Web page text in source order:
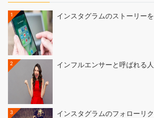
1 インスタグラムのストーリー
2 インフルエンサーと呼ばれる
3 インスタグラムのフォローリ